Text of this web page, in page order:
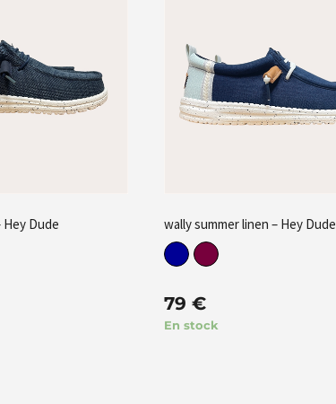
Dude wally summer linen – Hey Dude
79€
En stock